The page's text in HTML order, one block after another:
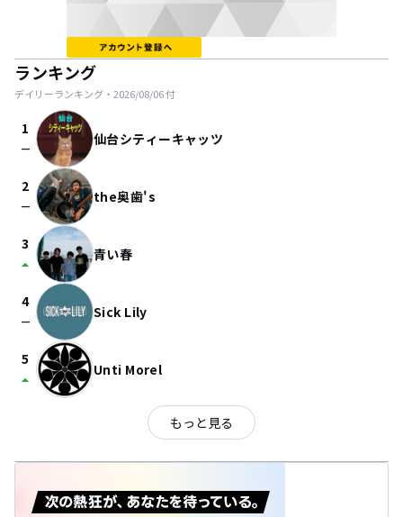
ランキング
デイリーランキング・ 2026/08/06付
1
check_indeterminate_small 仙台シティーキャッツ
2
check_indeterminate_small the奥歯's
3
arrow_drop_up 青い春
4
check_indeterminate_small Sick Lily
5
arrow_drop_up Unti Morel
もっと見る